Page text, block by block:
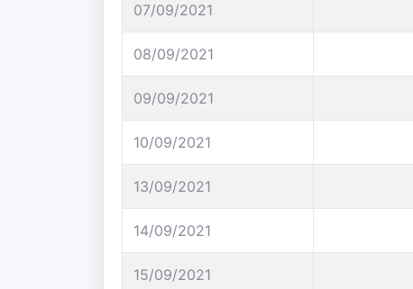
07/09/2021
08/09/2021
09/09/2021
10/09/2021
13/09/2021
14/09/2021
15/09/2021